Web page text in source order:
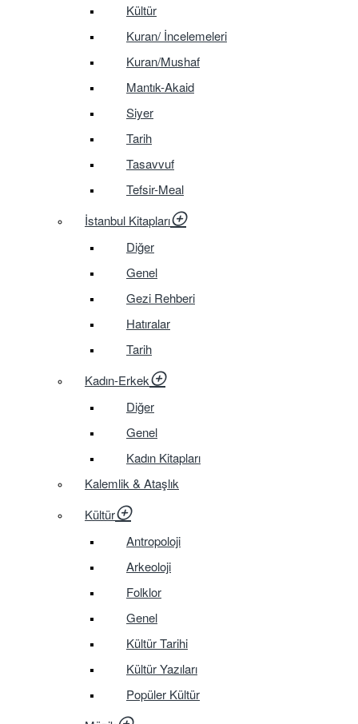
Kültür
Kuran/ İncelemeleri
Kuran/Mushaf
Mantık-Akaid
Siyer
Tarih
Tasavvuf
Tefsir-Meal
İstanbul Kitapları
Diğer
Genel
Gezi Rehberi
Hatıralar
Tarih
Kadın-Erkek
Diğer
Genel
Kadın Kitapları
Kalemlik & Ataşlık
Kültür
Antropoloji
Arkeoloji
Folklor
Genel
Kültür Tarihi
Kültür Yazıları
Popüler Kültür